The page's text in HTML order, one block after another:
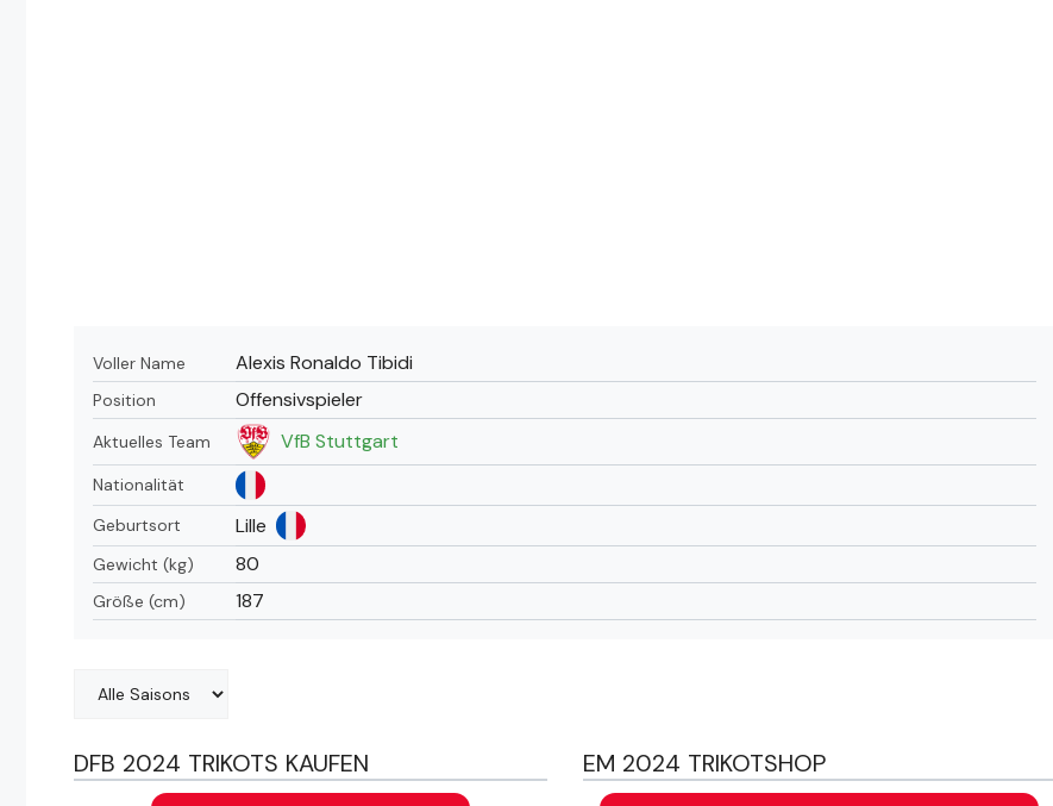
Voller Name Alexis Ronaldo Tibidi
Position Offensivspieler
Aktuelles Team VfB Stuttgart
Nationalität
Geburtsort
Lille
Gewicht (kg) 80
Größe (cm) 187
DFB 2024 TRIKOTS KAUFEN EM 2024 TRIKOTSHOP